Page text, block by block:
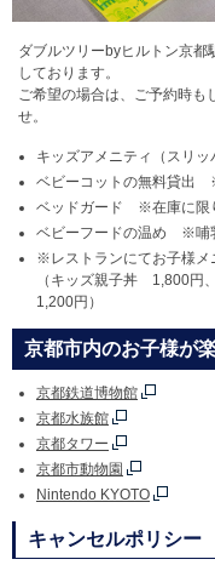
ダブルツリーbyヒルトン京
しております。
ご希望の場合は、ご予約時も
せ。
キッズアメニティ（スリッ
ベビーコットの無料貸出
ベッドガード ※在庫に限
ベビーフードの温め ※哺
※レストランにてお子様メ
（キッズ親子丼 1,800円
1,200円）
京都市内のお子様が
京都鉄道博物館
京都水族館
京都タワー
京都市動物園
Nintendo KYOTO
キャンセルポリシー